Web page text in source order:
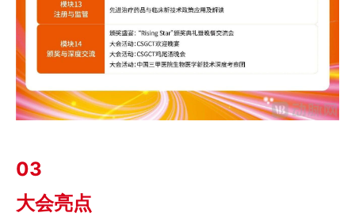
03
大会亮点